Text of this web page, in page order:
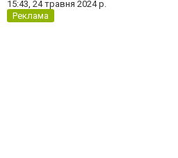
15:43, 24 травня 2024 р.
Реклама